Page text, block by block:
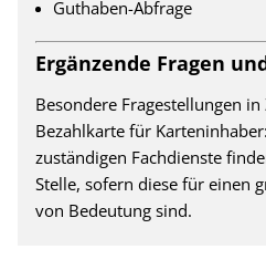
Guthaben-Abfrage
Ergänzende Fragen
Besondere Fragestellungen
Bezahlkarte für
zuständigen Fachdienste
Stelle, sofern diese für einen
von Bedeutung sind.